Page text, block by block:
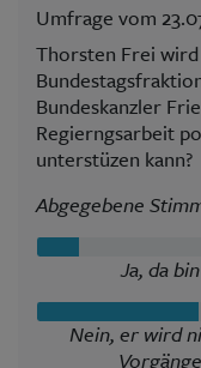
Umfrage vom
Thorsten Frei
Bundeskanzler
Regierngsarbeit
unterstüzen kann?
Abgegebene
Ja, da
Nein, er wird